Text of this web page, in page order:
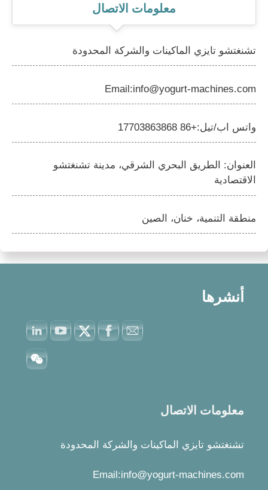
معلومات الاتصال
تشنغتشو تايزي الماكينات والشركة المحدودة
Email:info@yogurt-machines.com
واتس اب/تيل:+86 17703863868
العنوان: الطريق البحري الشرقي، مدينة تشنغتشو
الاقتصادية
منطقة التنمية، خنان، الصين
أنشرها
معلومات الاتصال
تشنغتشو تايزي الماكينات والشركة المحدودة
Email:info@yogurt-machines.com